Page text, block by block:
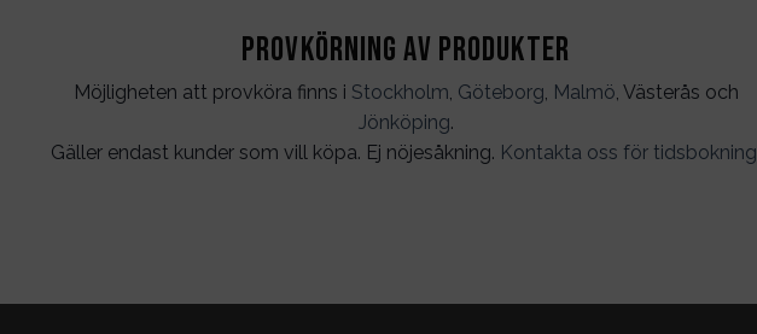
Provkörning av produkter
Möjligheten att provköra finns i Stockholm, Göteborg, Malmö, Västerås och
Jönköping.
Gäller endast kunder som vill köpa. Ej nöjesåkning. Kontakta oss för tidsbokning